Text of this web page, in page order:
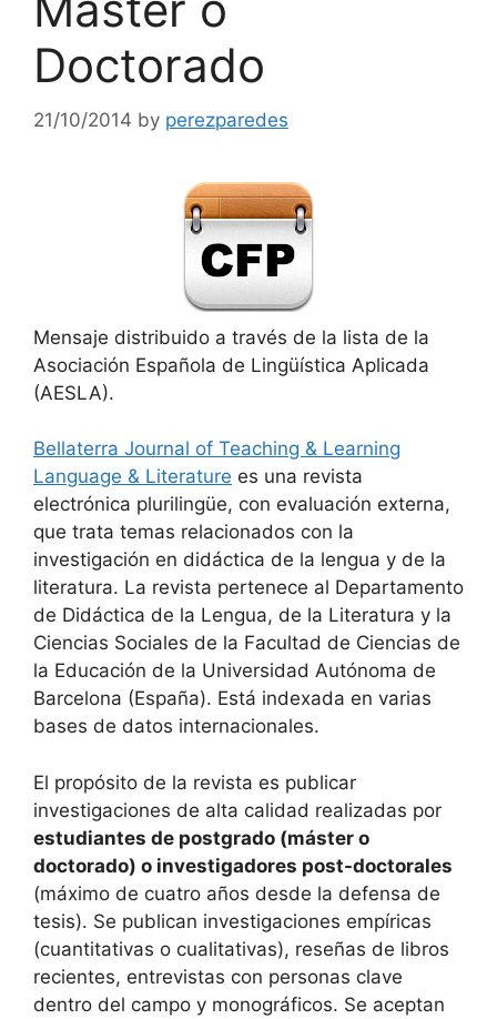
Doctorado
21/10/2014 by perezparedes
Mensaje distribuido a través de la lista de la
Asociación Española de Lingüística Aplicada
(AESLA).
Bellaterra Journal of Teaching & Learning
Language & Literature es una revista
electrónica plurilingüe, con evaluación externa,
que trata temas relacionados con la
investigación en didáctica de la lengua y de la
literatura. La revista pertenece al Departamento
de Didáctica de la Lengua, de la Literatura y la
Ciencias Sociales de la Facultad de Ciencias de
la Educación de la Universidad Autónoma de
Barcelona (España). Está indexada en varias
bases de datos internacionales.
El propósito de la revista es publicar
investigaciones de alta calidad realizadas por
estudiantes de postgrado (máster o
doctorado) o investigadores post-doctorales
(máximo de cuatro años desde la defensa de
tesis). Se publican investigaciones empíricas
(cuantitativas o cualitativas), reseñas de libros
recientes, entrevistas con personas clave
dentro del campo y monográficos. Se aceptan